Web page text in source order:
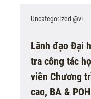
Uncategorized @vi
Lãnh đạo Đại
tra công tác
viên Chương
cao, BA &